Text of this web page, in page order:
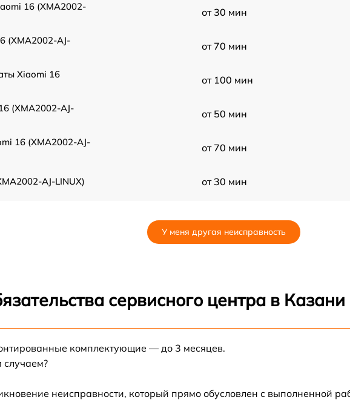
16 (XMA2002-
от 30 мин
(XMA2002-AJ-
от 70 мин
Xiaomi 16
от 100 мин
(XMA2002-AJ-
от 50 мин
16 (XMA2002-AJ-
от 70 мин
AJ-LINUX) от 30 мин
16 (XMA2002-AJ-
от 30 мин
Xiaomi 16
У меня другая неисправность
сервисного центра в Казани
комплектующие — до 3 месяцев.
случаем?
неисправности, который прямо обусловлен с выполненной